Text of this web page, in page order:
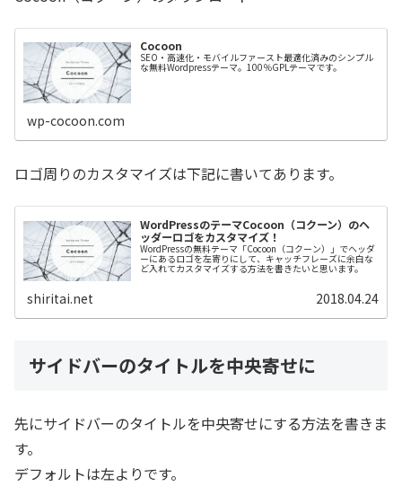
Cocoon
SEO・高速化・モバイルファースト最適化済みのシンプル
な無料Wordpressテーマ。100％GPLテーマです。
wp-cocoon.com
ロゴ周りのカスタマイズは下記に書いてあります。
WordPressのテーマCocoon（コクーン）のヘ
ッダーロゴをカスタマイズ！
WordPressの無料テーマ「Cocoon（コクーン）」でヘッダ
ーにあるロゴを左寄りにして、キャッチフレーズに余白な
ど入れてカスタマイズする方法を書きたいと思います。
shiritai.net 2018.04.24
サイドバーのタイトルを中央寄せに
先にサイドバーのタイトルを中央寄せにする方法を書きま
す。
デフォルトは左よりです。